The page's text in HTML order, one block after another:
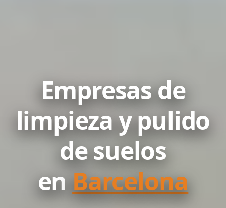
Empresas de
limpieza y pulido
de suelos
en Barcelona